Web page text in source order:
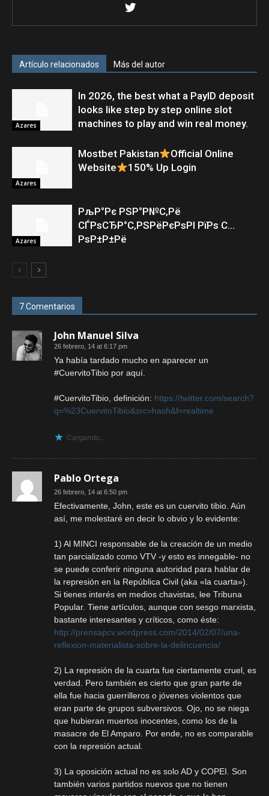
Artículo relacionados Más del autor
Azares
In 2026, the best what a PayID deposit
looks like step by step online slot
machines to play and win real money.
Azares
Mostbet Pakistan
Official Online
Website
150% Up Login
Azares
РљР°Рє РЅР°Р№С‚Рё
СЃРѕСЂР°С‚РЅРёРєРѕРІ РїРѕ С…
РѕР±Р±Рё
7 Comentarios
John Manuel Silva
26 febrero, 14 at 6:17 pm
Ya había tardado mucho en aparecer un
#CuervitoTibio por aquí.
#CuervitoTibio, definición: https://twitter.com/search?
q=%23CuervitoTibio&src=hash&f=realtime
Cargando...
Pablo Ortega
26 febrero, 14 at 6:50 pm
Efectivamente, John, este es un cuervito tibio. Aún
así, me molestaré en decir lo obvio y lo evidente:
1) Al MINCI responsable de la creación de un medio
tan parcializado como VTV -y esto es innegable- no
se puede conferir ninguna autoridad para hablar de
la represión en la República Civil (aka «la cuarta»).
Si tienes interés en medios chavistas, lee Tribuna
Popular. Tiene artículos, aunque con sesgo marxista,
bastante interesantes y críticos, como éste:
http://prensapcv.wordpress.com/2014/02/07/una-
reflexion-materialista-sobre-la-delincuencia/
2) La represión de la cuarta fue ciertamente cruel, es
verdad. Pero también es cierto que gran parte de
ella fue hacia guerrilleros o jóvenes violentos que
eran parte de grupos subversivos. Ojo, no se niega
que hubieran muertos inocentes, como los de la
masacre de El Amparo. Por ende, no es comparable
con la represión actual.
3) La oposición actual no es solo AD y COPEI. Son
también varios partidos nuevos que no tienen